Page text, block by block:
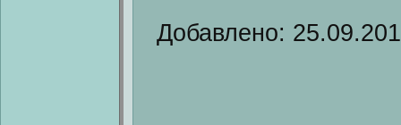
Добавлено: